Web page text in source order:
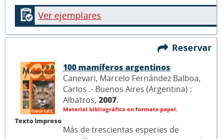
Ver ejemplares
Reservar
Texto impreso
100 mamíferos argentinos
Canevari, Marcelo Fernández Balboa,
Carlos .- Buenos Aires (Argentina) :
Albatros, 2007.
Material bibliográfico en formato papel.
Más de trescientas especies de